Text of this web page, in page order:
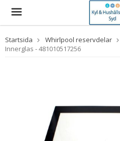
Startsida Whirlpool reservdelar
Innerglas - 481010517256